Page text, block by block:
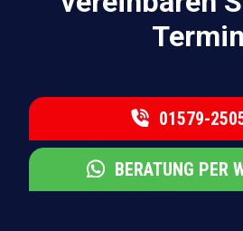
01579-
BERATUNG PER